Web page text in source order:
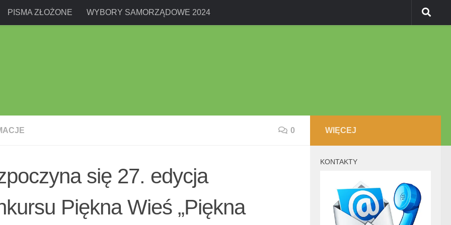
PISMA ZŁOŻONE WYBORY SAMORZĄDOWE 2024
0
się 27. edycja
Piękna Wieś „Piękna
WIĘCEJ
KONTAKTY